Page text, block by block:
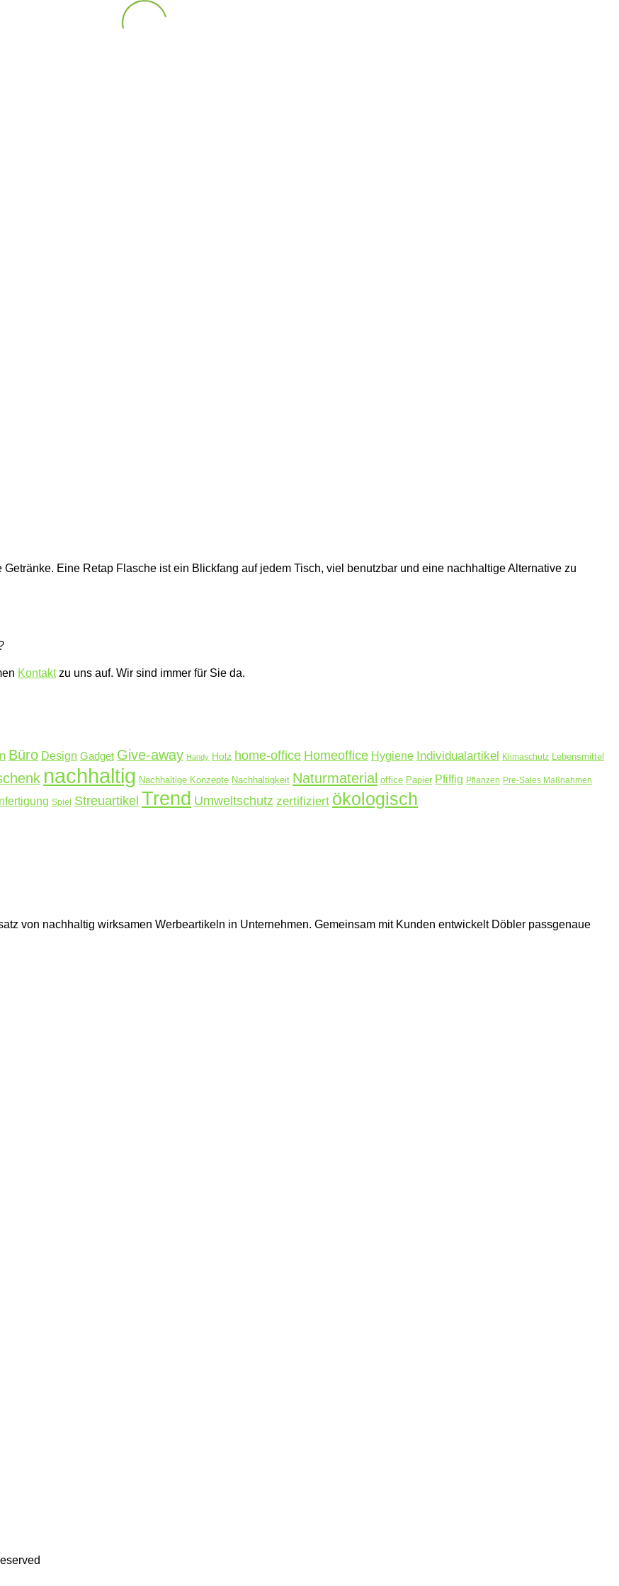
Eine Retap Flasche ist ein Blickfang auf jedem Tisch, viel benutzbar und eine nachhaltige Alternative zu
Kontaktzu uns auf. Wir sind immer für Sie da.
Büro Design Gadget Give-away Handy Holz home-office Homeoffice Hygiene Individualartikel Klimaschutz Lebensmittel
nachhaltig Nachhaltige Konzepte Nachhaltigkeit Naturmaterial office Papier Pfiffig Pflanzen Pre-Sales Maßnahmen
Spiel Streuartikel Trend Umweltschutz zertifiziert ökologisch
von nachhaltig wirksamen Werbeartikeln in Unternehmen. Gemeinsam mit Kunden entwickelt Döbler passgenaue